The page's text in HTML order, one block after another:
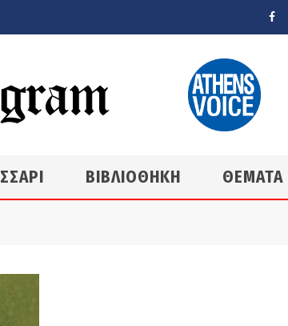
ΒΙΒΛΙΟΘΗΚΗ ΘΕΜΑΤΑ